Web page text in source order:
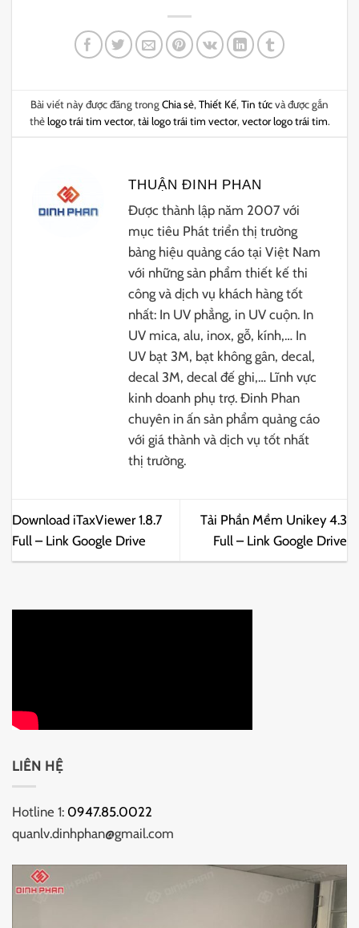
Bài viết này được đăng trongChia sẻ, Thiết Kế, Tin tứcvà được gắn
thẻlogo trái tim vector, tải logo trái tim vector, vector logo trái tim.
THUẬN ĐINH PHAN
Được thành lập năm 2007 với
mục tiêu Phát triển thị trường
bảng hiệu quảng cáo tại Việt Nam
với những sản phẩm thiết kế thi
công và dịch vụ khách hàng tốt
nhất: In UV phẳng, in UV cuộn. In
UV mica, alu, inox, gỗ, kính,… In
UV bạt 3M, bạt không gân, decal,
decal 3M, decal đế ghi,… Lĩnh vực
kinh doanh phụ trợ. Đinh Phan
chuyên in ấn sản phẩm quảng cáo
với giá thành và dịch vụ tốt nhất
thị trường.
Download iTaxViewer 1.8.7
Full – Link Google Drive
Tải Phần Mềm Unikey 4.3
Full – Link Google Drive
LIÊN HỆ
Hotline 1: 0947.85.0022
quanlv.dinhphan@gmail.com